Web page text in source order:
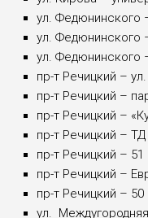
ул. Федюнинского
ул. Федюнинского
ул. Федюнинского
пр-т Речицкий –
пр-т Речицкий –
пр-т Речицкий –
пр-т Речицкий – ТД
пр-т Речицкий – 51
пр-т Речицкий –
пр-т Речицкий – 50
ул.